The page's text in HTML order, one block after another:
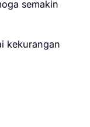
semakin
kekurangan